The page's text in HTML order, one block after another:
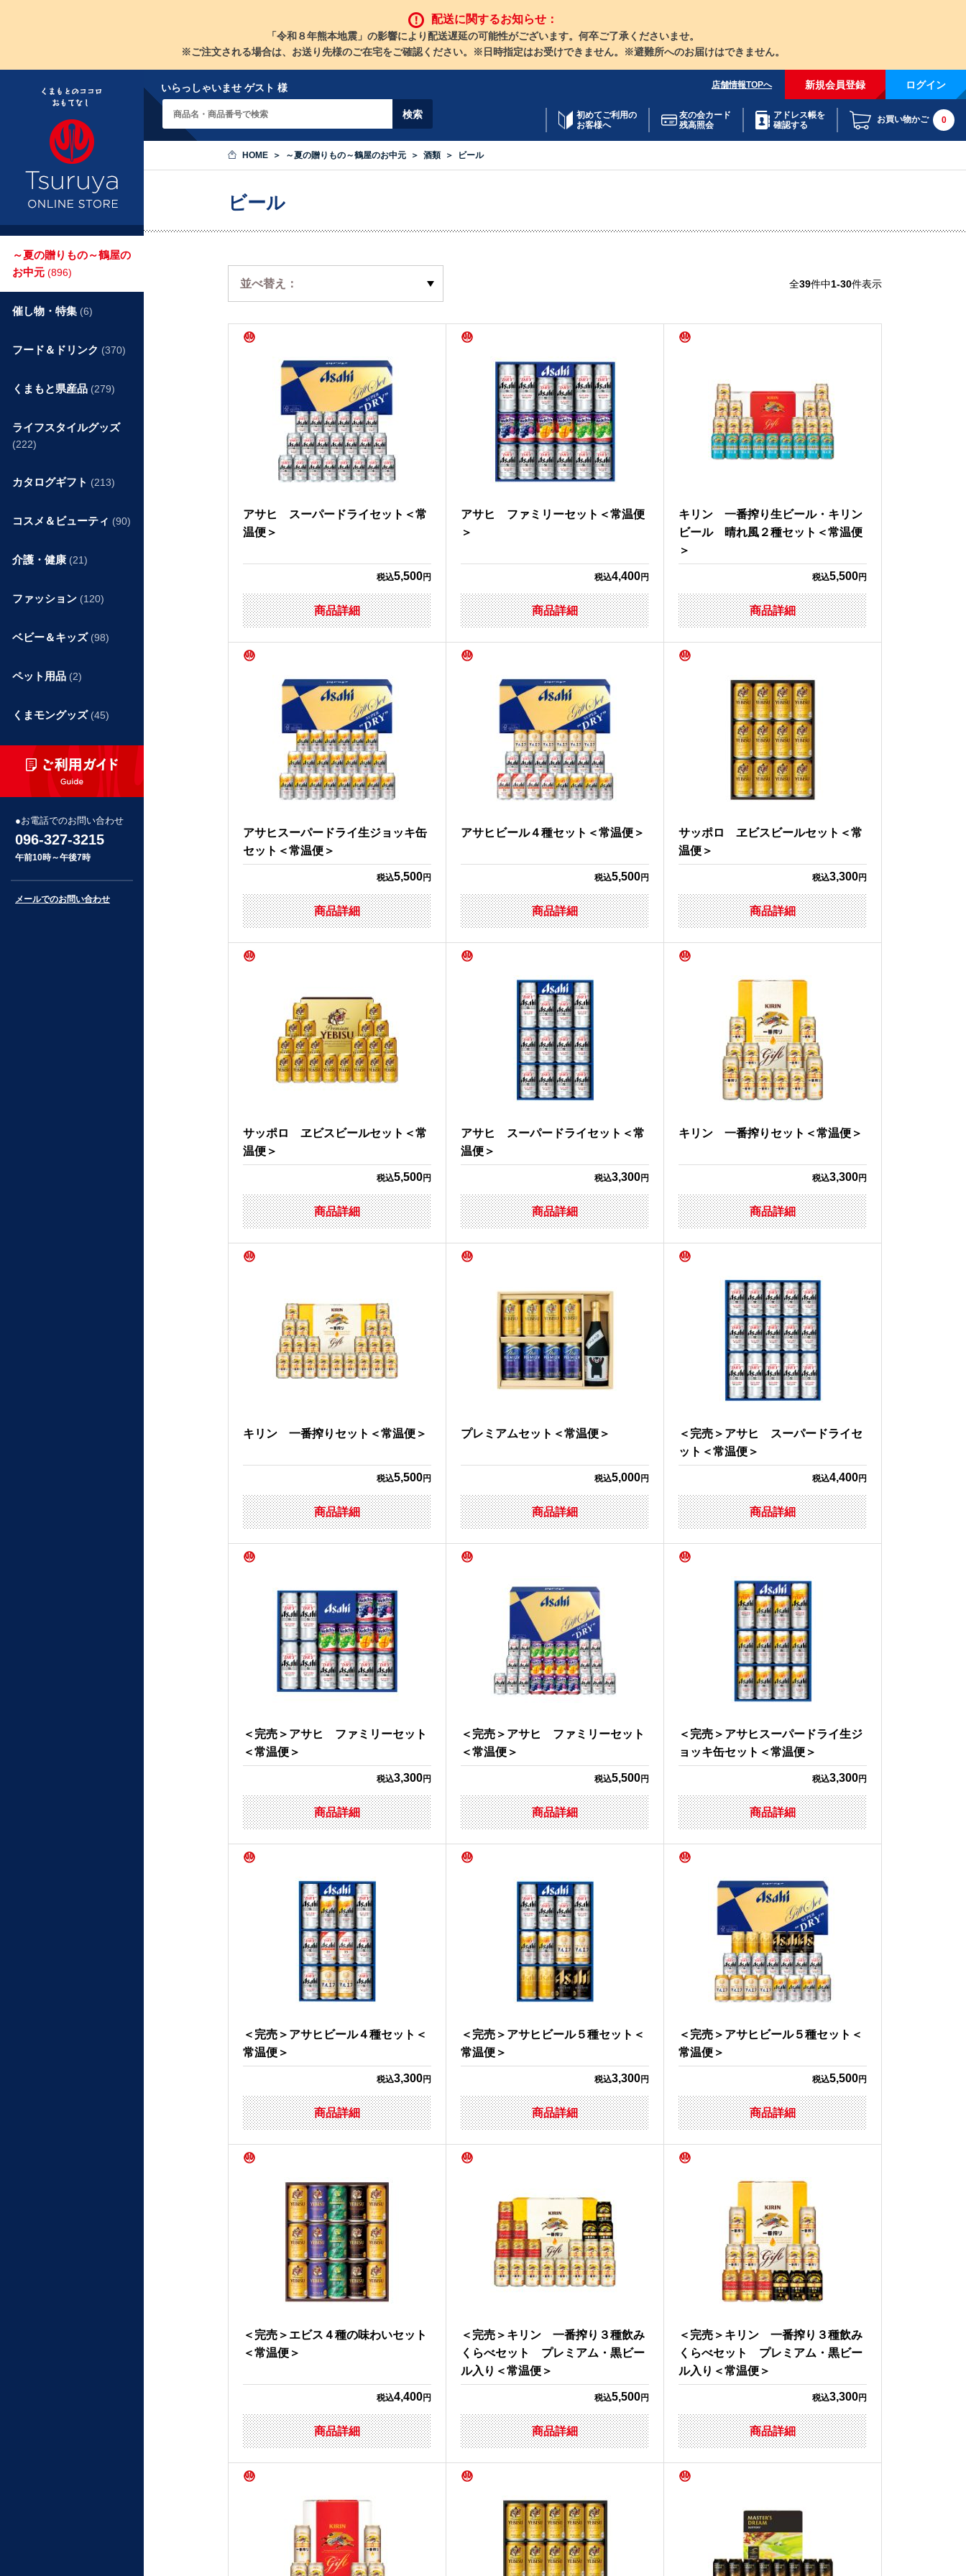
配送に関するお知らせ：
「令和８年熊本地震」の影響により配送遅延の可能性がございます。何卒ご了承くださいませ。
※ご注文される場合は、お送り先様のご在宅をご確認ください。※日時指定はお受けできません。※避難所へのお届けはできません。
いらっしゃいませ ゲスト 様 店舗情報TOPへ 新規会員登録 ログイン
初めてご利用の
お客様へ
友の会カード
残高照会
アドレス帳を
確認する
お買い物かご 0
HOME ～夏の贈りもの～鶴屋のお中元 酒類 ビール
ビール
並べ替え： 全39件中1-30件表示
アサヒ スーパードライセット＜常
温便＞
税込5,500円
商品詳細
アサヒ ファミリーセット＜常温便
＞
税込4,400円
商品詳細
キリン 一番搾り生ビール・キリン
ビール 晴れ風２種セット＜常温便
＞
税込5,500円
商品詳細
アサヒスーパードライ生ジョッキ缶
セット＜常温便＞
税込5,500円
商品詳細
アサヒビール４種セット＜常温便＞
税込5,500円
商品詳細
サッポロ ヱビスビールセット＜常
温便＞
税込3,300円
商品詳細
サッポロ ヱビスビールセット＜常
温便＞
税込5,500円
商品詳細
アサヒ スーパードライセット＜常
温便＞
税込3,300円
商品詳細
キリン 一番搾りセット＜常温便＞
税込3,300円
商品詳細
キリン 一番搾りセット＜常温便＞
税込5,500円
商品詳細
プレミアムセット＜常温便＞
税込5,000円
商品詳細
＜完売＞アサヒ スーパードライセ
ット＜常温便＞
税込4,400円
商品詳細
＜完売＞アサヒ ファミリーセット
＜常温便＞
税込3,300円
商品詳細
＜完売＞アサヒ ファミリーセット
＜常温便＞
税込5,500円
商品詳細
＜完売＞アサヒスーパードライ生ジ
ョッキ缶セット＜常温便＞
税込3,300円
商品詳細
＜完売＞アサヒビール４種セット＜
常温便＞
税込3,300円
商品詳細
＜完売＞アサヒビール５種セット＜
常温便＞
税込3,300円
商品詳細
＜完売＞アサヒビール５種セット＜
常温便＞
税込5,500円
商品詳細
＜完売＞エビス４種の味わいセット
＜常温便＞
税込4,400円
商品詳細
＜完売＞キリン 一番搾り３種飲み
くらべセット プレミアム・黒ビー
ル入り＜常温便＞
税込5,500円
商品詳細
＜完売＞キリン 一番搾り３種飲み
くらべセット プレミアム・黒ビー
ル入り＜常温便＞
税込3,300円
商品詳細
～夏の贈りもの～鶴屋の
お中元 (896)
催し物・特集 (6)
フード＆ドリンク (370)
くまもと県産品 (279)
ライフスタイルグッズ
(222)
カタログギフト (213)
コスメ＆ビューティ (90)
介護・健康 (21)
ファッション (120)
ベビー＆キッズ (98)
ペット用品 (2)
くまモングッズ (45)
お電話でのお問い合わせ
096-327-3215
午前10時～午後7時
メールでのお問い合わせ